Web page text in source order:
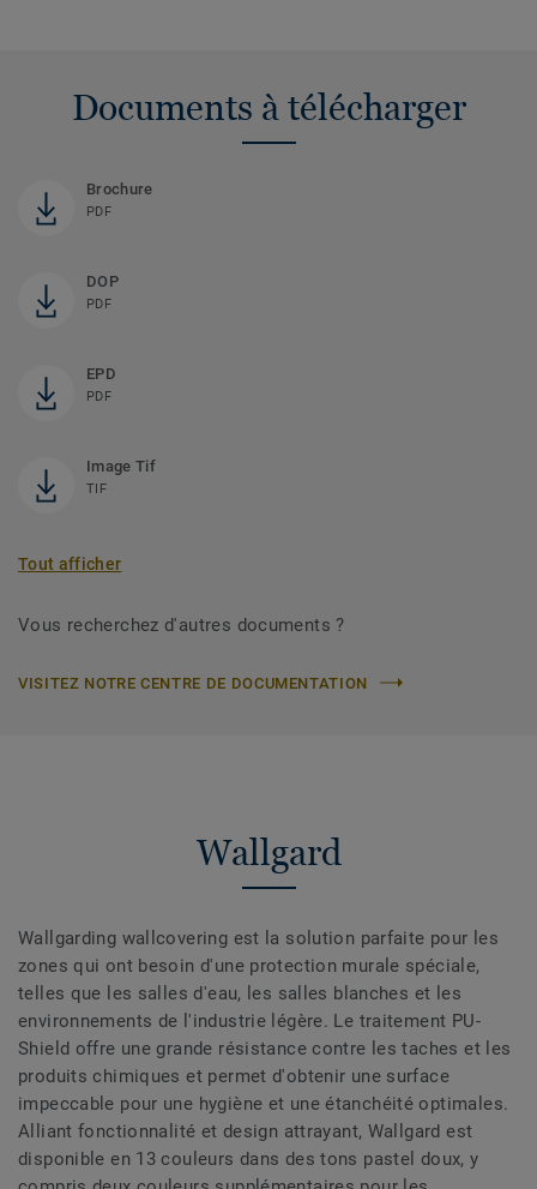
Documents à télécharger
Brochure
PDF
DOP
PDF
EPD
PDF
Image Tif
TIF
Tout afficher
Vous recherchez d'autres documents ?
VISITEZ NOTRE CENTRE DE DOCUMENTATION
Wallgard
Wallgarding wallcovering est la solution parfaite pour les
zones qui ont besoin d'une protection murale spéciale,
telles que les salles d'eau, les salles blanches et les
environnements de l'industrie légère. Le traitement PU-
Shield offre une grande résistance contre les taches et les
produits chimiques et permet d'obtenir une surface
impeccable pour une hygiène et une étanchéité optimales.
Alliant fonctionnalité et design attrayant, Wallgard est
disponible en 13 couleurs dans des tons pastel doux, y